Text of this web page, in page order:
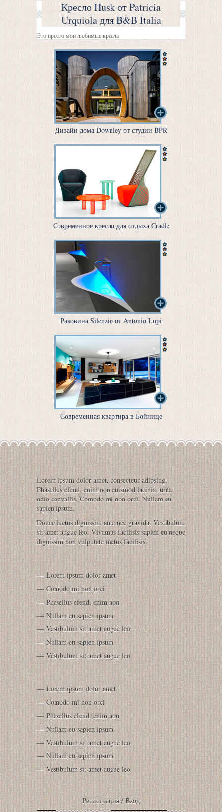
Кресло Husk от Patricia
Urquiola для B&B Italia
Это просто мои любимые кресла
Дизайн дома Downley от студии BPR
Современное кресло для отдыха Cradle
Раковина Silenzio от Antonio Lupi
Современная квартира в Бойнице
Lorem ipsum dolor amet, consecteur adipsing.
Phasellus efend, enim non euismod lacinia, urna
odio convallis, Comodo mi non orci. Nullam eu
sapien ipsum.
Donec luctus dignissim ante nec gravida. Vestibulum
sit amet augue leo. Vivamus facilisis sapien eu neque
dignissim non vulputate metus facilisis.
Lorem ipsum dolor amet
Comodo mi non orci
Phasellus efend, enim non
Nullam eu sapien ipsum
Vestibulum sit amet augue leo
Nullam eu sapien ipsum
Vestibulum sit amet augue leo
Lorem ipsum dolor amet
Comodo mi non orci
Phasellus efend, enim non
Nullam eu sapien ipsum
Vestibulum sit amet augue leo
Nullam eu sapien ipsum
Vestibulum sit amet augue leo
Регистрация/Вход